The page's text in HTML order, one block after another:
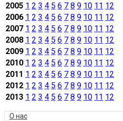
2005 1 2 3 4 5 6 7 8 9 10 11 12
2006 1 2 3 4 5 6 7 8 9 10 11 12
2007 1 2 3 4 5 6 7 8 9 10 11 12
2008 1 2 3 4 5 6 7 8 9 10 11 12
2009 1 2 3 4 5 6 7 8 9 10 11 12
2010 1 2 3 4 5 6 7 8 9 10 11 12
2011 1 2 3 4 5 6 7 8 9 10 11 12
2012 1 2 3 4 5 6 7 8 9 10 11 12
2013 1 2 3 4 5 6 7 8 9 10 11 12
О нас